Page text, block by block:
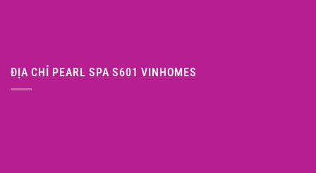
ĐỊA CHỈ PEARL SPA S601 VINHOMES